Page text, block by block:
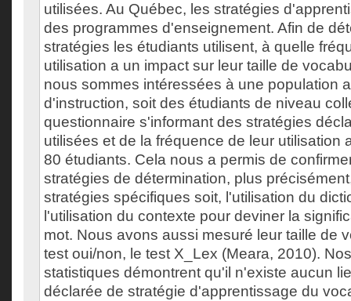
utilisées. Au Québec, les stratégies
des programmes d'enseignement. Afin de
stratégies les étudiants utilisent, à quelle
utilisation a un impact sur leur taille de
nous sommes intéressées à une population
d'instruction, soit des étudiants de niveau
questionnaire s'informant des stratégies
utilisées et de la fréquence de leur utilisation
80 étudiants. Cela nous a permis de
stratégies de détermination, plus
stratégies spécifiques soit, l'utilisation du
l'utilisation du contexte pour deviner la
mot. Nous avons aussi mesuré leur taille de
test oui/non, le test X_Lex (Meara, 2010).
statistiques démontrent qu'il n'existe aucun
déclarée de stratégie d'apprentissage du